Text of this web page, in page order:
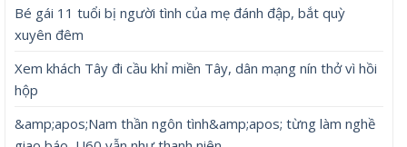
Bé gái 11 tuổi bị người tình của mẹ đánh đập, bắt quỳ
xuyên đêm
Xem khách Tây đi cầu khỉ miền Tây, dân mạng nín thở vì hồi
hộp
&amp;apos;Nam thần ngôn tình&amp;apos; từng làm nghề